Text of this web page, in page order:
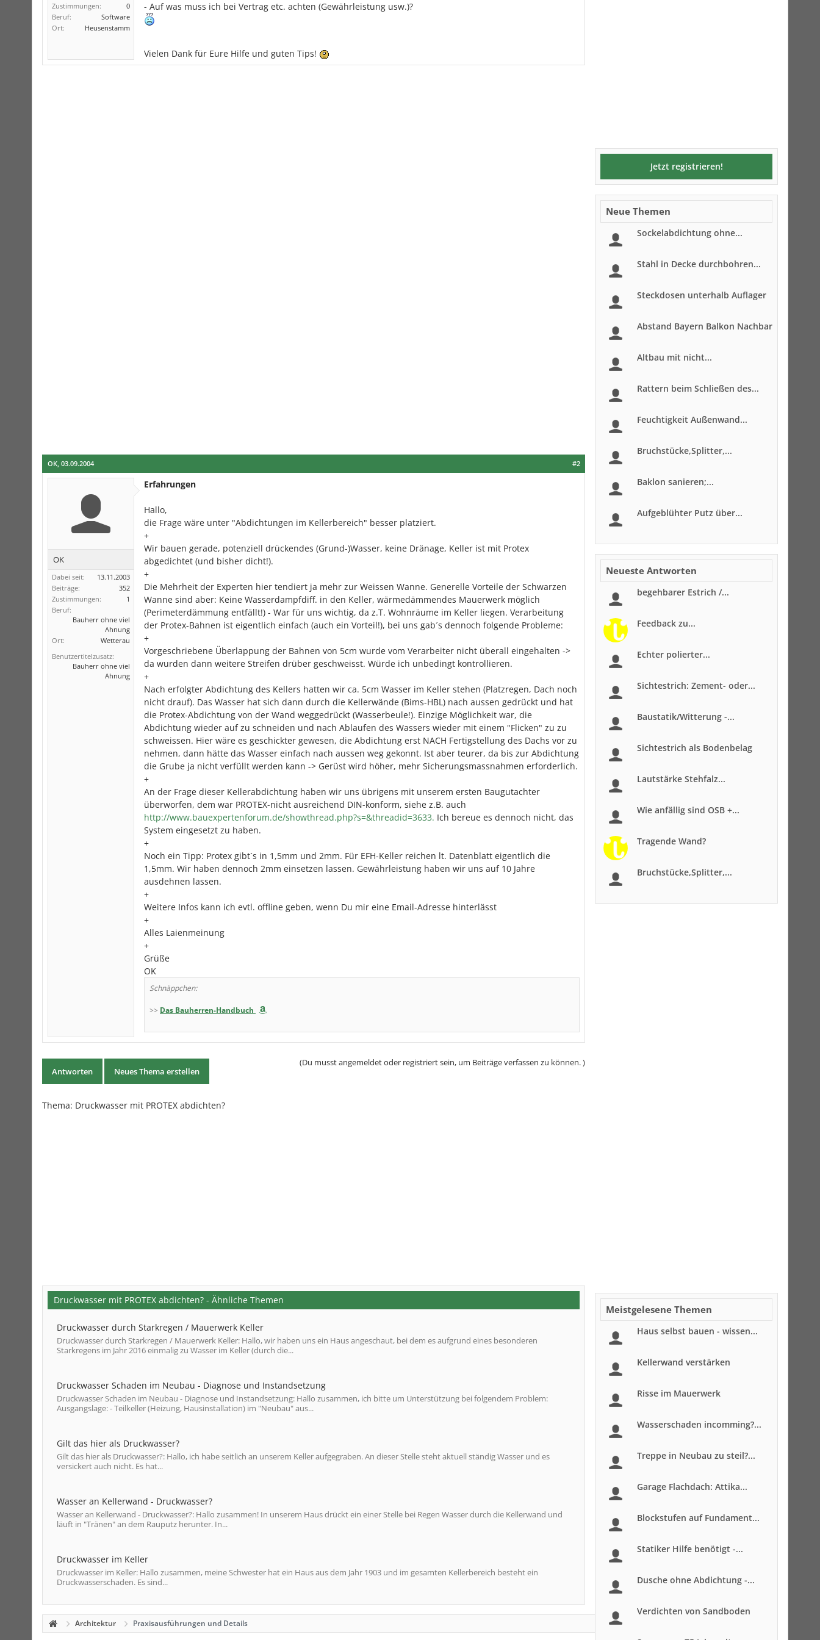
Zustimmungen:
0
Beruf:
Software
Ort:
Heusenstamm
- Auf was muss ich bei Vertrag etc. achten (Gewährleistung usw.)?
Vielen Dank für Eure Hilfe und guten Tips!
#2
OK, 03.09.2004
OK
Dabei seit:
13.11.2003
Beiträge:
352
Zustimmungen:
1
Beruf:
Bauherr ohne viel
Ahnung
Ort:
Wetterau
Benutzertitelzusatz:
Bauherr ohne viel
Ahnung
Erfahrungen
Hallo,
die Frage wäre unter "Abdichtungen im Kellerbereich" besser platziert.
+
Wir bauen gerade, potenziell drückendes (Grund-)Wasser, keine Dränage, Keller ist mit Protex
abgedichtet (und bisher dicht!).
+
Die Mehrheit der Experten hier tendiert ja mehr zur Weissen Wanne. Generelle Vorteile der Schwarzen
Wanne sind aber: Keine Wasserdampfdiff. in den Keller, wärmedämmendes Mauerwerk möglich
(Perimeterdämmung entfällt!) - War für uns wichtig, da z.T. Wohnräume im Keller liegen. Verarbeitung
der Protex-Bahnen ist eigentlich einfach (auch ein Vorteil!), bei uns gab´s dennoch folgende Probleme:
+
Vorgeschriebene Überlappung der Bahnen von 5cm wurde vom Verarbeiter nicht überall eingehalten ->
da wurden dann weitere Streifen drüber geschweisst. Würde ich unbedingt kontrollieren.
+
Nach erfolgter Abdichtung des Kellers hatten wir ca. 5cm Wasser im Keller stehen (Platzregen, Dach noch
nicht drauf). Das Wasser hat sich dann durch die Kellerwände (Bims-HBL) nach aussen gedrückt und hat
die Protex-Abdichtung von der Wand weggedrückt (Wasserbeule!). Einzige Möglichkeit war, die
Abdichtung wieder auf zu schneiden und nach Ablaufen des Wassers wieder mit einem "Flicken" zu zu
schweissen. Hier wäre es geschickter gewesen, die Abdichtung erst NACH Fertigstellung des Dachs vor zu
nehmen, dann hätte das Wasser einfach nach aussen weg gekonnt. Ist aber teurer, da bis zur Abdichtung
die Grube ja nicht verfüllt werden kann -> Gerüst wird höher, mehr Sicherungsmassnahmen erforderlich.
+
An der Frage dieser Kellerabdichtung haben wir uns übrigens mit unserem ersten Baugutachter
überworfen, dem war PROTEX-nicht ausreichend DIN-konform, siehe z.B. auch
http://www.bauexpertenforum.de/showthread.php?s=&threadid=3633. Ich bereue es dennoch nicht, das
System eingesetzt zu haben.
+
Noch ein Tipp: Protex gibt´s in 1,5mm und 2mm. Für EFH-Keller reichen lt. Datenblatt eigentlich die
1,5mm. Wir haben dennoch 2mm einsetzen lassen. Gewährleistung haben wir uns auf 10 Jahre
ausdehnen lassen.
+
Weitere Infos kann ich evtl. offline geben, wenn Du mir eine Email-Adresse hinterlässt
+
Alles Laienmeinung
+
Grüße
OK
Schnäppchen:
>> Das Bauherren-Handbuch
Antworten Neues Thema erstellen
(Du musst angemeldet oder registriert sein, um Beiträge verfassen zu können. )
Thema: Druckwasser mit PROTEX abdichten?
Druckwasser mit PROTEX abdichten? - Ähnliche Themen
Druckwasser durch Starkregen / Mauerwerk Keller
Druckwasser durch Starkregen / Mauerwerk Keller: Hallo, wir haben uns ein Haus angeschaut, bei dem es aufgrund eines besonderen
Starkregens im Jahr 2016 einmalig zu Wasser im Keller (durch die...
Druckwasser Schaden im Neubau - Diagnose und Instandsetzung
Druckwasser Schaden im Neubau - Diagnose und Instandsetzung: Hallo zusammen, ich bitte um Unterstützung bei folgendem Problem:
Ausgangslage: - Teilkeller (Heizung, Hausinstallation) im "Neubau" aus...
Gilt das hier als Druckwasser?
Gilt das hier als Druckwasser?: Hallo, ich habe seitlich an unserem Keller aufgegraben. An dieser Stelle steht aktuell ständig Wasser und es
versickert auch nicht. Es hat...
Wasser an Kellerwand - Druckwasser?
Wasser an Kellerwand - Druckwasser?: Hallo zusammen! In unserem Haus drückt ein einer Stelle bei Regen Wasser durch die Kellerwand und
läuft in "Tränen" an dem Rauputz herunter. In...
Druckwasser im Keller
Druckwasser im Keller: Hallo zusammen, meine Schwester hat ein Haus aus dem Jahr 1903 und im gesamten Kellerbereich besteht ein
Druckwasserschaden. Es sind...
Jetzt registrieren!
Neue Themen
Sockelabdichtung ohne...
Stahl in Decke durchbohren...
Steckdosen unterhalb Auflager
Abstand Bayern Balkon Nachbar
Altbau mit nicht...
Rattern beim Schließen des...
Feuchtigkeit Außenwand...
Bruchstücke,Splitter,...
Baklon sanieren;...
Aufgeblühter Putz über...
Neueste Antworten
begehbarer Estrich /...
Feedback zu...
Echter polierter...
Sichtestrich: Zement- oder...
Baustatik/Witterung -...
Sichtestrich als Bodenbelag
Lautstärke Stehfalz...
Wie anfällig sind OSB +...
Tragende Wand?
Bruchstücke,Splitter,...
Meistgelesene Themen
Haus selbst bauen - wissen...
Kellerwand verstärken
Risse im Mauerwerk
Wasserschaden incomming?...
Treppe in Neubau zu steil?...
Garage Flachdach: Attika...
Blockstufen auf Fundament...
Statiker Hilfe benötigt -...
Dusche ohne Abdichtung -...
Verdichten von Sandboden
Architektur Praxisausführungen und Details